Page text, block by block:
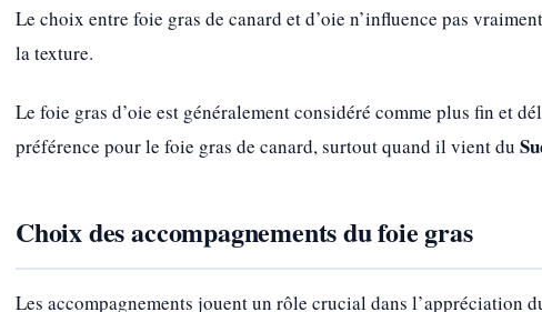
Le choix entre foie gras de canard et d’oie n’influence pas
la texture.
Le foie gras d’oie est généralement considéré comme plus fin et
préférence pour le foie gras de canard, surtout quand il vient du
Choix des accompagnements du foie gras
Les accompagnements jouent un rôle crucial dans l’appréciation